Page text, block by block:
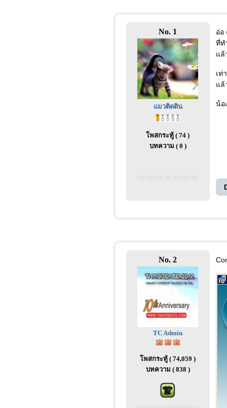
No. 1
แมวติดดิน
โพสกระทู้ ( 74 )
บทความ ( 0 )
อ่อ
ที่ท
แล้
เท่
แล้
น้อ
No. 2
TC Admin
โพสกระทู้ ( 74,059 )
บทความ ( 838 )